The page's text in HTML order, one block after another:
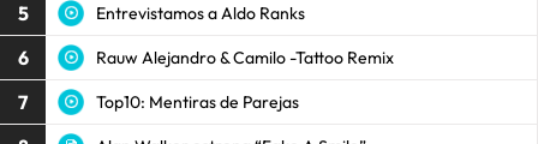
5 Entrevistamos a Aldo Ranks
6 Rauw Alejandro & Camilo -Tattoo Remix
7 Top10: Mentiras de Parejas